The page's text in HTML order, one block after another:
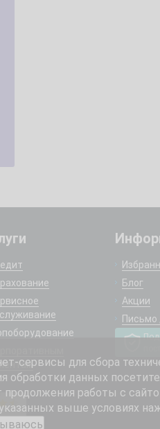
Блог
Акции
Письмо
сервисы для сбора
обработки данных
продолжения работы с
выше условиях